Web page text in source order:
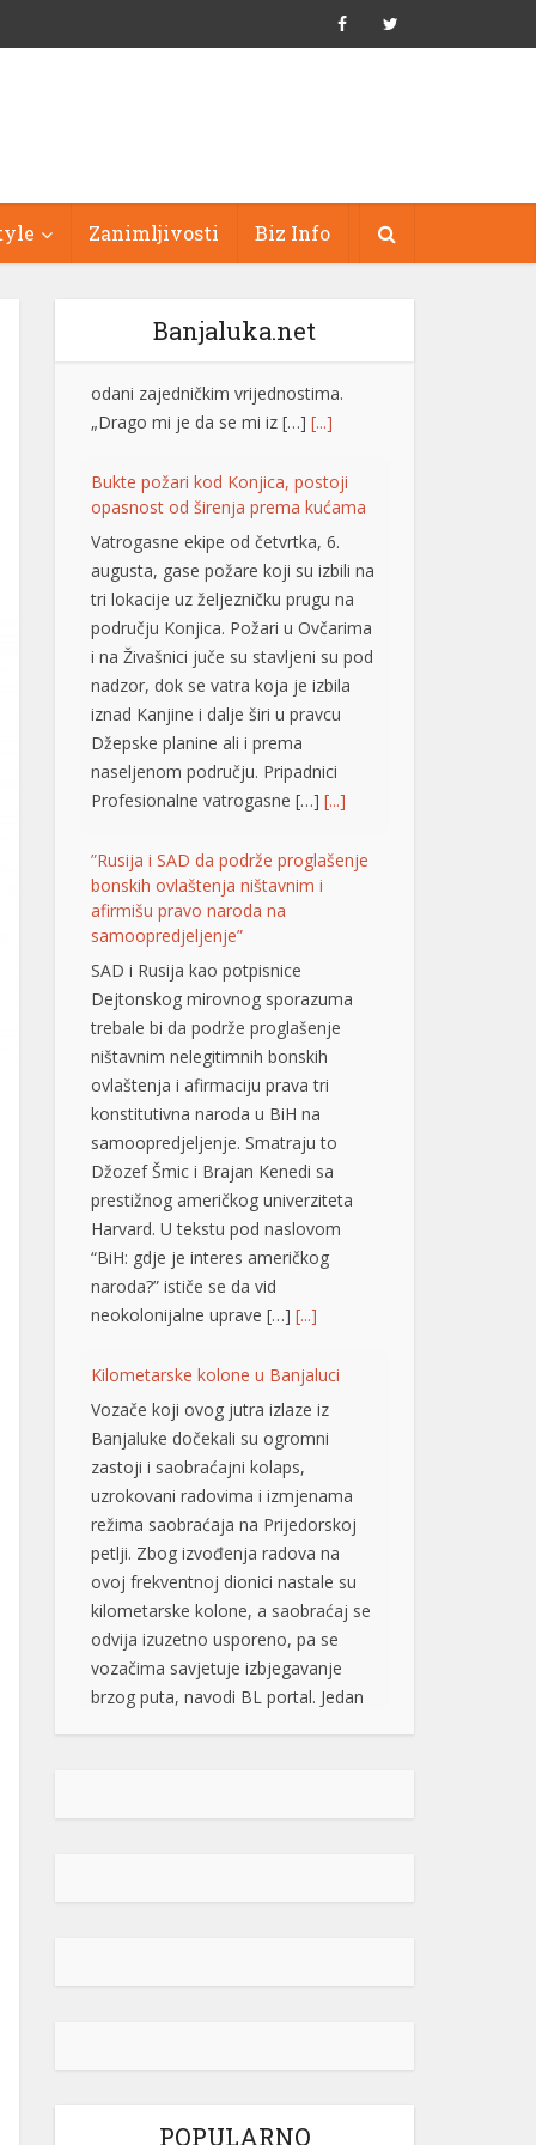
Zanimljivosti Biz Info
Banjaluka.net
Bukte požari kod Konjica, postoji
opasnost od širenja prema kućama
Vatrogasne ekipe od četvrtka, 6.
augusta, gase požare koji su izbili na
području Konjica. Požari u Ovčarima
i na Živašnici juče su stavljeni su pod
nadzor, dok se vatra koja je izbila
iznad Kanjine i dalje širi u pravcu
Džepske planine ali i prema
naseljenom području. Pripadnici
Profesionalne vatrogasne […] [...]
”Rusija i SAD da podrže proglašenje
bonskih ovlaštenja ništavnim i
samoopredjeljenje”
SAD i Rusija kao potpisnice
Dejtonskog mirovnog sporazuma
ništavnim nelegitimnih bonskih
ovlaštenja i afirmaciju prava tri
konstitutivna naroda u BiH na
samoopredjeljenje. Smatraju to
Džozef Šmic i Brajan Kenedi sa
prestižnog američkog univerziteta
Harvard. U tekstu pod naslovom
“BiH: gdje je interes američkog
naroda?” ističe se da vid
neokolonijalne uprave […][...]
Kilometarske kolone u Banjaluci
Banjaluke dočekali su ogromni
uzrokovani radovima i izmjenama
režima saobraćaja na Prijedorskoj
petlji. Zbog izvođenja radova na
ovoj frekventnoj dionici nastale su
kilometarske kolone, a saobraćaj se
odvija izuzetno usporeno, pa se
vozačima savjetuje izbjegavanje
brzog puta, navodi BL portal. Jedan
od vozača na društvenim […] [...]
Pripremite kišobrane: Nakon vrelog
dana stižu pljuskovi i grmljavina